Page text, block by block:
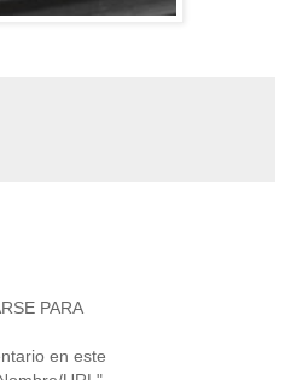
PARA
en este